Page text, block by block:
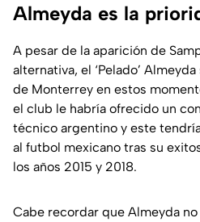
Almeyda es la
A pesar de la aparición de
alternativa, el ‘Pelado’
de Monterrey en estos
el club le habría ofrecido un
técnico argentino y este
al futbol mexicano tras su
los años 2015 y 2018.
Cabe recordar que Almeyda